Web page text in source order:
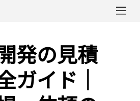
発の見積
ガイド｜